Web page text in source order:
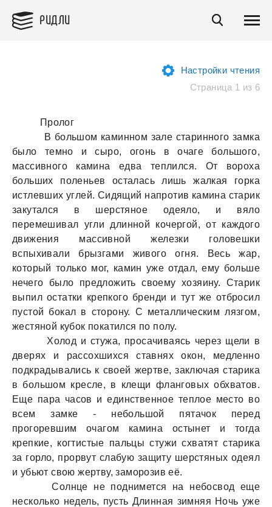
РИДЛИ
Настройки чтения
Страница 1 из 6
Пролог
В большом каминном зале старинного замка
было темно и сыро, огонь в очаге большого,
массивного камина едва теплился. От вороха
больших поленьев осталась лишь жалкая горка
истлевших углей. Сидящий напротив камина старик
закутался в шерстяное одеяло, и вяло
перемешивал угли длинной кочергой, от каждого
движения массивной железки головешки
вспыхивали брызгами живого огня. Весь жар,
который только мог, камин уже отдал, ему больше
нечего было предложить своему хозяину. Старик
выпил остатки крепкого бренди и тут же отбросил
пустой бокал в сторону. С металлическим лязгом,
жестяной кубок покатился по полу.
Холод и стужа, просачиваясь через щели в
дверях и рассохшихся ставнях окон, медленно
подкрадывались к своей жертве, заключая старика
в большом кресле, в клещи фланговых обхватов.
Еще пара часов и единственное теплое место во
всем замке - небольшой пятачок перед
прогоревшим очагом камина остынет и тогда
крепкие, когтистые пальцы стужи схватят старика
за горло, прорвут слабую защиту шерстяных одеял
и убьют свою жертву, заморозив её.
Солнце не поднимется на небосвод еще
несколько недель, пусть Длинная зимняя Ночь уже